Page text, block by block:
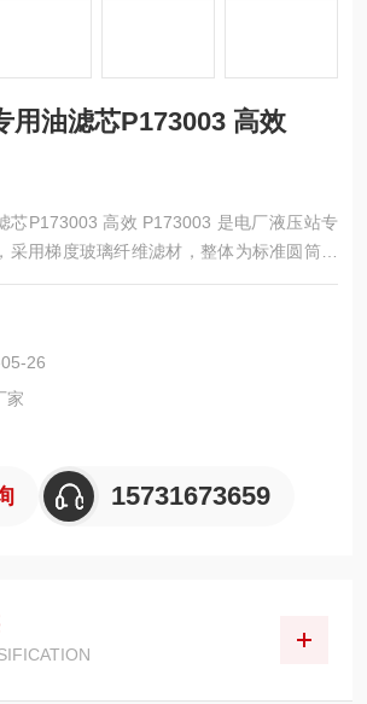
用油滤芯P173003 高效
芯P173003 高效 P173003 是电厂液压站专
采用梯度玻璃纤维滤材，整体为标准圆筒结
额定流量 300L/min，最高耐压 21MPa，适
温，适配电厂各类抗磨液压油，主要安装在
26
家
15731673659